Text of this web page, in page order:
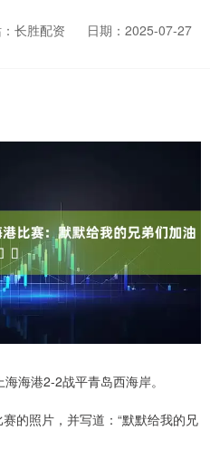
长胜配资
日期：2025-07-27
海港2-2战平青岛西海岸。
的照片，并写道：“默默给我的兄